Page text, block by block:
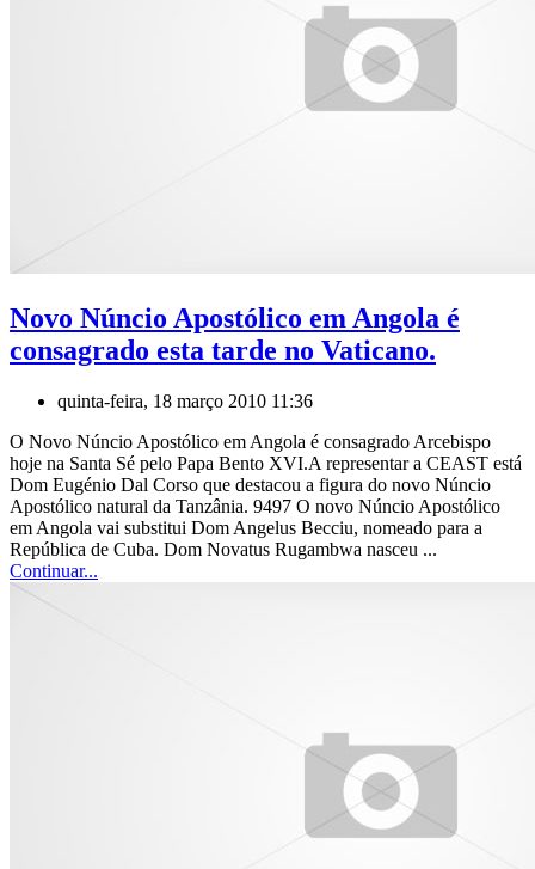
Novo Núncio Apostólico em Angola é
consagrado esta tarde no Vaticano.
quinta-feira, 18 março 2010 11:36
O Novo Núncio Apostólico em Angola é consagrado Arcebispo
hoje na Santa Sé pelo Papa Bento XVI.A representar a CEAST está
Dom Eugénio Dal Corso que destacou a figura do novo Núncio
Apostólico natural da Tanzânia. 9497 O novo Núncio Apostólico
em Angola vai substitui Dom Angelus Becciu, nomeado para a
República de Cuba. Dom Novatus Rugambwa nasceu ...
Continuar...